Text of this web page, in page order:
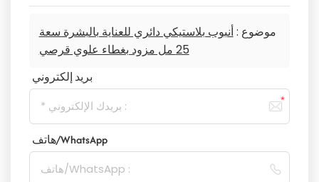
موضوع :أنبوب بلاستيكي دائري للعناية بالبشرة سعة
25 مل مزود بغطاء علوي قرصي
بريد إلكتروني
هاتف/WhatsApp